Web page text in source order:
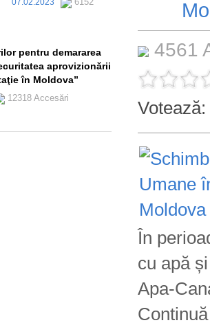
07.02.2023
pentru demararea
aprovizionării
în Moldova”
12318 Accesări
4561
Votează:
În
cu apă
Apa-